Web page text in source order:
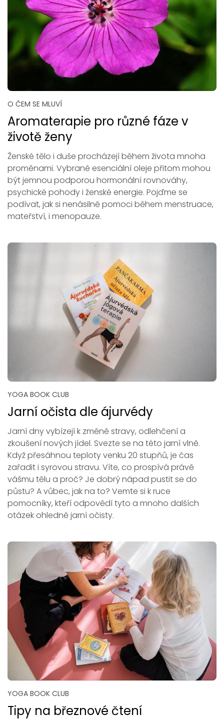
O ČEM SE MLUVÍ
Aromaterapie pro různé fáze v
životě ženy
Ženské tělo i duše procházejí během života mnoha
proměnami. Vybrané esenciální oleje přitom mohou
být jemnou podporou hormonální rovnováhy,
psychické pohody i ženské energie. Pojďme se
podívat, jak si nenásilně pomoci během menstruace,
mateřství, i menopauze.
YOGA BOOK CLUB
Jarní očista dle ájurvédy
Jarní dny vybízejí k změně stravy, odlehčení a
zkoušení nových jídel. Svezte se na této jarní vlně.
Když přesáhnou teploty venku 20 stupňů, je čas
zařadit i syrovou stravu. Víte, co prospívá právě
vášmu tělu a proč? Je dobrý nápad pustit se do
půstu? A vůbec, jak na to? Vemte si k ruce
pomocníky, kteří odpovědí tyto a mnoho dalších
otázek ohledně jarní očisty.
YOGA BOOK CLUB
Tipy na březnové čtení